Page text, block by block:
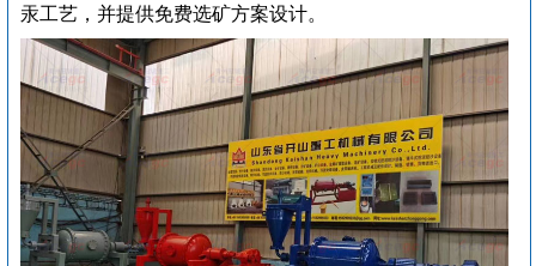
汞工艺，并提供免费选矿方案设计‌。